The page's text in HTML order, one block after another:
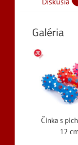
Galéria
Činka s
12